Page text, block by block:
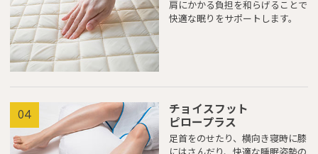
肩にかかる負担を和らげることで
快適な眠りをサポートします。
04
チョイスフット
ピロープラス
足首をのせたり、横向き寝時に膝